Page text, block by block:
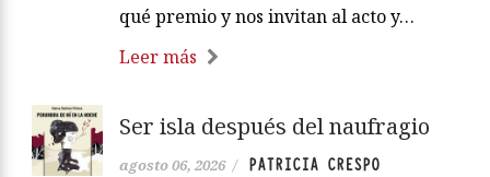
qué premio y nos invitan al acto y…
Leer más
Ser isla después del naufragio
agosto 06, 2026 / PATRICIA CRESPO